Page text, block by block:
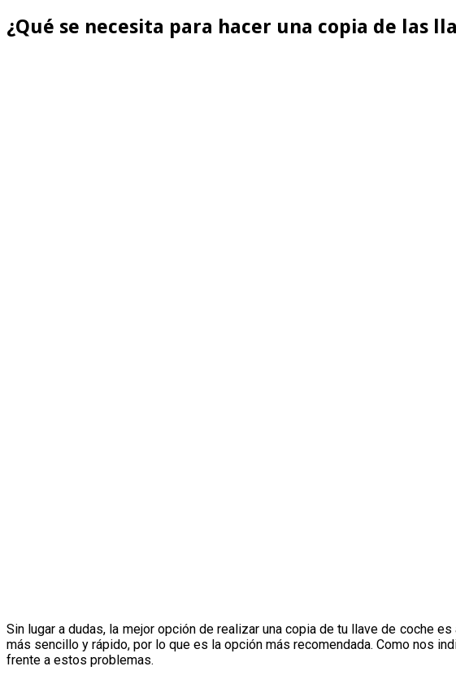
¿Qué se necesita para hacer una copia de las
Sin lugar a dudas, la mejor opción de realizar una copia de tu llave de coche
más sencillo y rápido, por lo que es la opción más recomendada. Como nos
frente a estos problemas.